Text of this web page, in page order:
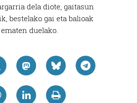
dela diote, gaitasun
bestelako gai eta balioak
duelako.